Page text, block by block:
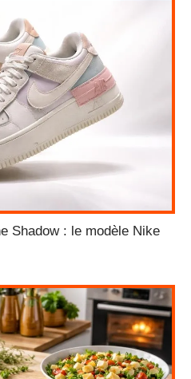
Shadow : le modèle Nike